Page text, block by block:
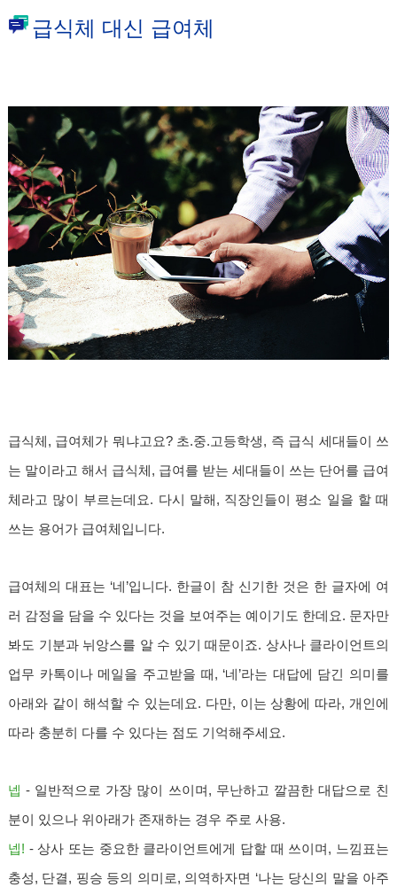
급식체 대신 급여체
급식체, 급여체가 뭐냐고요? 초.중.고등학생, 즉 급식 세대들이 쓰
는 말이라고 해서 급식체, 급여를 받는 세대들이 쓰는 단어를 급여
체라고 많이 부르는데요. 다시 말해, 직장인들이 평소 일을 할 때
쓰는 용어가 급여체입니다.
급여체의 대표는 ‘네’입니다. 한글이 참 신기한 것은 한 글자에 여
러 감정을 담을 수 있다는 것을 보여주는 예이기도 한데요. 문자만
봐도 기분과 뉘앙스를 알 수 있기 때문이죠. 상사나 클라이언트의
업무 카톡이나 메일을 주고받을 때, ‘네’라는 대답에 담긴 의미를
아래와 같이 해석할 수 있는데요. 다만, 이는 상황에 따라, 개인에
따라 충분히 다를 수 있다는 점도 기억해주세요.
넵 - 일반적으로 가장 많이 쓰이며, 무난하고 깔끔한 대답으로 친
분이 있으나 위아래가 존재하는 경우 주로 사용.
넵! - 상사 또는 중요한 클라이언트에게 답할 때 쓰이며, 느낌표는
충성, 단결, 핑승 등의 의미로, 의역하자면 ‘나는 당신의 말을 아주